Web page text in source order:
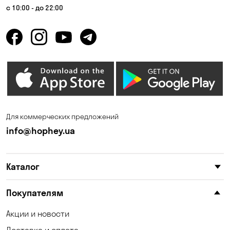
Гостомель
Зазимье Запорожье
Каменные Потоки
Клинцы
Корсунцы
с 10:00 - до 22:00
Для коммерческих предложений
info@hophey.ua
Каталог
Покупателям
Акции и новости